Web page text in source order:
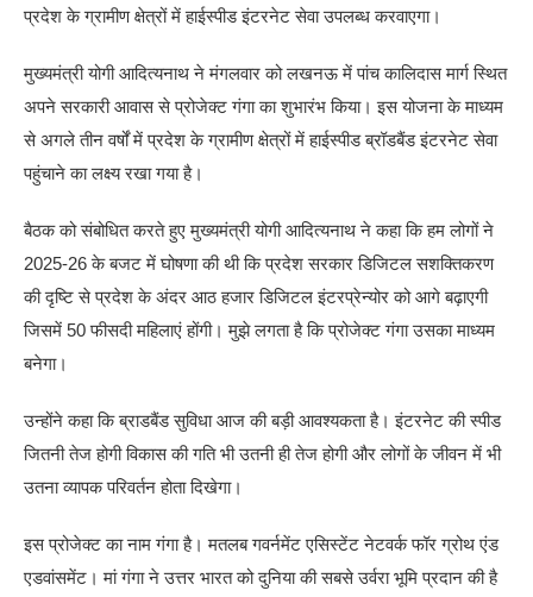
प्रदेश के ग्रामीण क्षेत्रों में हाईस्पीड इंटरनेट सेवा उपलब्ध करवाएगा।
मुख्यमंत्री योगी आदित्यनाथ ने मंगलवार को लखनऊ में पांच कालिदास मार्ग स्थित
अपने सरकारी आवास से प्रोजेक्ट गंगा का शुभारंभ किया। इस योजना के माध्यम
से अगले तीन वर्षों में प्रदेश के ग्रामीण क्षेत्रों में हाईस्पीड ब्रॉडबैंड इंटरनेट सेवा
पहुंचाने का लक्ष्य रखा गया है।
बैठक को संबोधित करते हुए मुख्यमंत्री योगी आदित्यनाथ ने कहा कि हम लोगों ने
2025-26 के बजट में घोषणा की थी कि प्रदेश सरकार डिजिटल सशक्तिकरण
की दृष्टि से प्रदेश के अंदर आठ हजार डिजिटल इंटरप्रेन्योर को आगे बढ़ाएगी
जिसमें 50 फीसदी महिलाएं होंगी। मुझे लगता है कि प्रोजेक्ट गंगा उसका माध्यम
बनेगा।
उन्होंने कहा कि ब्राडबैंड सुविधा आज की बड़ी आवश्यकता है। इंटरनेट की स्पीड
जितनी तेज होगी विकास की गति भी उतनी ही तेज होगी और लोगों के जीवन में भी
उतना व्यापक परिवर्तन होता दिखेगा।
इस प्रोजेक्ट का नाम गंगा है। मतलब गवर्नमेंट एसिस्टेंट नेटवर्क फॉर ग्रोथ एंड
एडवांसमेंट। मां गंगा ने उत्तर भारत को दुनिया की सबसे उर्वरा भूमि प्रदान की है